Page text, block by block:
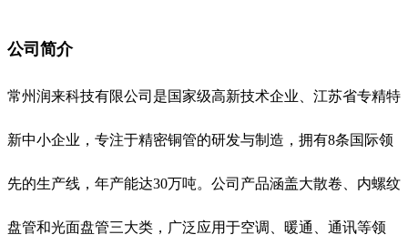
公司简介
常州润来科技有限公司是国家级高新技术企业、江苏省专精特
新中小企业，专注于精密铜管的研发与制造，拥有8条国际领
先的生产线，年产能达30万吨。公司产品涵盖大散卷、内螺纹
盘管和光面盘管三大类，广泛应用于空调、暖通、通讯等领